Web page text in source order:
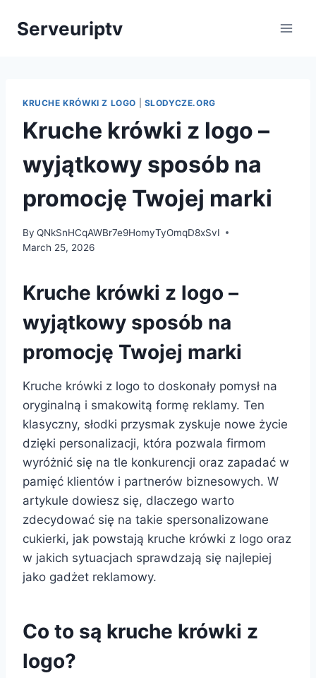
Serveuriptv
KRUCHE KRÓWKI Z LOGO SLODYCZE.ORG
Kruche krówki z logo –
wyjątkowy sposób na
promocję Twojej marki
By QNkSnHCqAWBr7e9HomyTyOmqD8xSvI
March 25, 2026
Kruche krówki z logo –
wyjątkowy sposób na
promocję Twojej marki
Kruche krówki z logo to doskonały pomysł na
oryginalną i smakowitą formę reklamy. Ten
klasyczny, słodki przysmak zyskuje nowe życie
dzięki personalizacji, która pozwala firmom
wyróżnić się na tle konkurencji oraz zapadać w
pamięć klientów i partnerów biznesowych. W
artykule dowiesz się, dlaczego warto
zdecydować się na takie spersonalizowane
cukierki, jak powstają kruche krówki z logo oraz
w jakich sytuacjach sprawdzają się najlepiej
jako gadżet reklamowy.
Co to są kruche krówki z
logo?